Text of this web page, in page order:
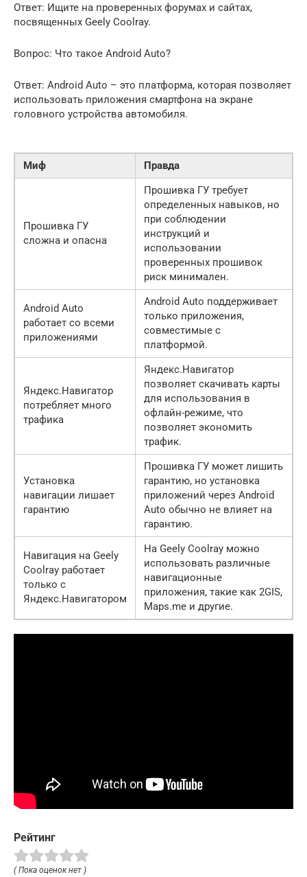
Ответ: Ищите на проверенных форумах и сайтах,
посвященных Geely Coolray.
Вопрос: Что такое Android Auto?
Ответ: Android Auto – это платформа, которая позволяет
использовать приложения смартфона на экране
головного устройства автомобиля.
Миф Правда
Прошивка ГУ
сложна и опасна
Прошивка ГУ требует
определенных навыков, но
при соблюдении
инструкций и
использовании
проверенных прошивок
риск минимален.
Android Auto
работает со всеми
приложениями
Android Auto поддерживает
только приложения,
совместимые с
платформой.
Яндекс.Навигатор
потребляет много
трафика
Яндекс.Навигатор
позволяет скачивать карты
для использования в
офлайн-режиме, что
позволяет экономить
трафик.
Установка
навигации лишает
гарантию
Прошивка ГУ может лишить
гарантию, но установка
приложений через Android
Auto обычно не влияет на
гарантию.
Навигация на Geely
Coolray работает
только с
Яндекс.Навигатором
На Geely Coolray можно
использовать различные
навигационные
приложения, такие как 2GIS,
Maps.me и другие.
Рейтинг
( Пока оценок нет )